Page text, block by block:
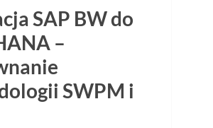
SAP BW do
–
SWPM i